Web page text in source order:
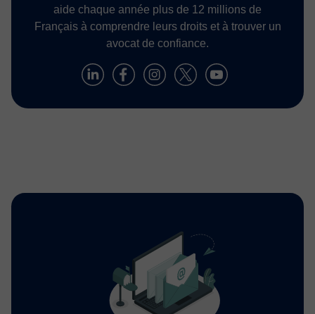
aide chaque année plus de 12 millions de
Français à comprendre leurs droits et à trouver un
avocat de confiance.